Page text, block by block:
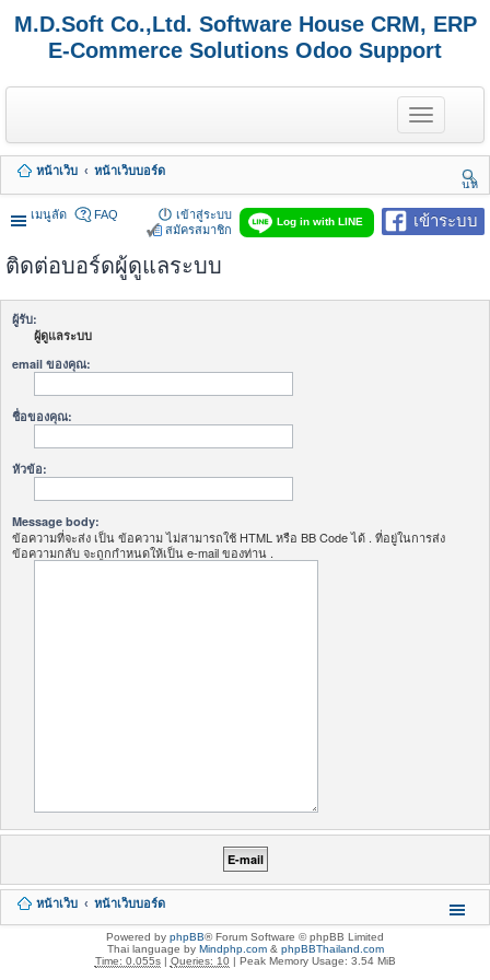
M.D.Soft Co.,Ltd. Software House CRM, ERP
E-Commerce Solutions Odoo Support
T
o
g
e
n
a
หน้าเว็บ
หน้าเว็บบอร์ด
นห
า
เมนูลัด
เข้าระบบ
Log in with LINE
FAQ
เข้าสู่ระบบ
สมัครสมาชิก
ติดต่อบอร์ดผู้ดูแลระบบ
ผู้รับ:
ผู้ดูแลระบบ
email ของคุณ:
ชื่อของคุณ:
หัวข้อ:
Message body:
ข้อความที่จะส่ง เป็น ข้อความ ไม่สามารถใช้ HTML หรือ BB Code ได้ . ที่อยู่ในการส่ง
ข้อความกลับ จะถูกกำหนดให้เป็น e-mail ของท่าน .
หน้าเว็บ หน้าเว็บบอร์ด
Powered by phpBB® Forum Software © phpBB Limited
Thai language by Mindphp.com& phpBBThailand.com
Time: 0.055s| Queries: 10| Peak Memory Usage: 3.54 MiB